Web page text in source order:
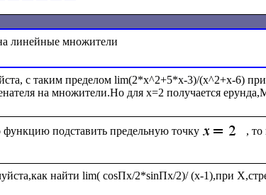
с таким пределом lim(2*x^2+5*x-3)/(x^2+x-6)
функцию подставить предельную точку